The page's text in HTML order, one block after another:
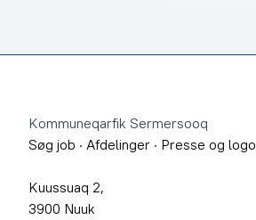
Kommuneqarfik Sermersooq
Søg job · Afdelinger · Presse og logo
Kuussuaq 2,
3900 Nuuk